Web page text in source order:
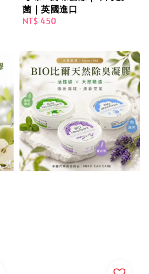
菌｜英國進口
Regular
NT$ 450